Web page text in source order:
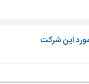
این شرکت